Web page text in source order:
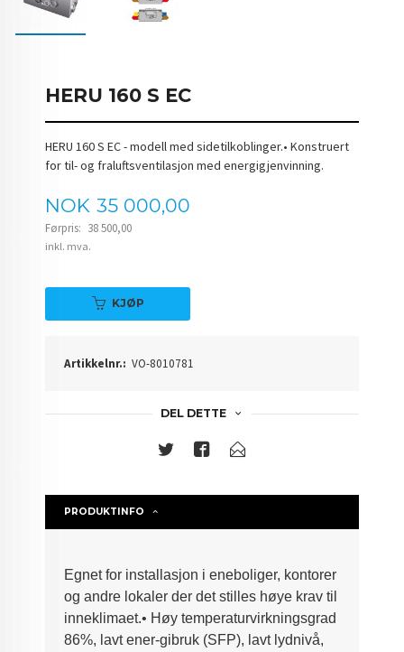
HERU 160 S EC
HERU 160 S EC - modell med sidetilkoblinger.• Konstruert
for til- og fraluftsventilasjon med energigjenvinning.
Tilbud
NOK 35 000,00
Førpris: 38 500,00
Rabatt
inkl. mva.
KJØP
Artikkelnr.: VO-8010781
DEL DETTE
PRODUKTINFO
Egnet for installasjon i eneboliger, kontorer
og andre lokaler der det stilles høye krav til
inneklimaet.• Høy temperaturvirkningsgrad
86%, lavt ener-gibruk (SFP), lavt lydnivå,